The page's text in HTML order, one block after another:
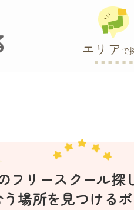
エリア で
フリースクール
場所を見つける